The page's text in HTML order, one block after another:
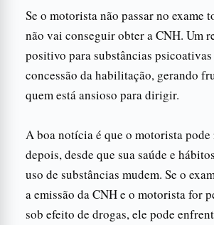
Se o motorista não passar no exame
não vai conseguir obter a CNH. Um
positivo para substâncias
concessão da habilitação, gerando
quem está ansioso para dirigir.
A boa notícia é que o motorista pode
depois, desde que sua saúde e
uso de substâncias mudem. Se o
a emissão da CNH e o motorista for
sob efeito de drogas, ele pode